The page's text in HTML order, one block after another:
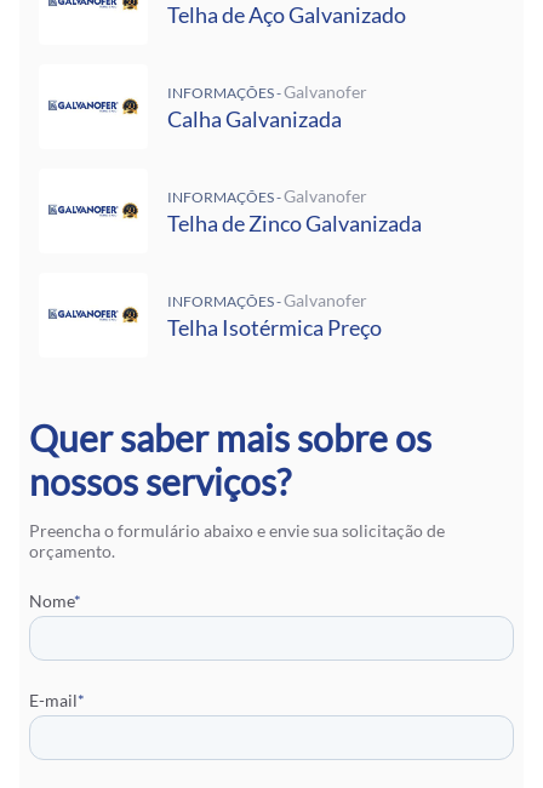
Telha de Aço Galvanizado
INFORMAÇÕES -Galvanofer
Calha Galvanizada
INFORMAÇÕES -Galvanofer
Telha de Zinco Galvanizada
INFORMAÇÕES -Galvanofer
Telha Isotérmica Preço
Quer saber mais sobre os
nossos serviços?
Preencha o formulário abaixo e envie sua solicitação de
orçamento.
Nome*
E-mail*